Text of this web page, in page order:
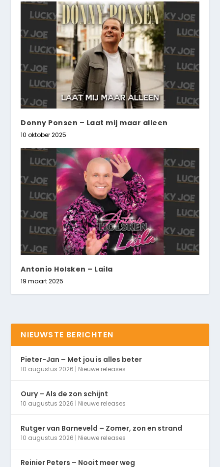
Donny Ponsen – Laat mij maar alleen
10 oktober 2025
Antonio Holsken – Laila
19 maart 2025
NIEUWSTE BERICHTEN
Pieter-Jan – Met jou is alles beter
10 augustus 2026 | Nieuwe releases
Oury – Als de zon schijnt
10 augustus 2026 | Nieuwe releases
Rutger van Barneveld – Zomer, zon en strand
10 augustus 2026 | Nieuwe releases
Reinier Peters – Nooit meer weg